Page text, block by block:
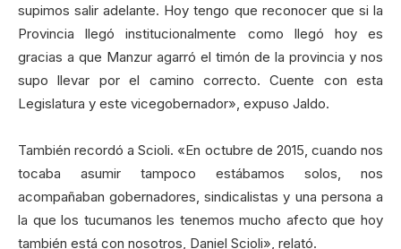
supimos salir adelante. Hoy tengo que reconocer que si la
Provincia llegó institucionalmente como llegó hoy es
gracias a que Manzur agarró el timón de la provincia y nos
supo llevar por el camino correcto. Cuente con esta
Legislatura y este vicegobernador», expuso Jaldo.
También recordó a Scioli. «En octubre de 2015, cuando nos
tocaba asumir tampoco estábamos solos, nos
acompañaban gobernadores, sindicalistas y una persona a
la que los tucumanos les tenemos mucho afecto que hoy
también está con nosotros, Daniel Scioli», relató.